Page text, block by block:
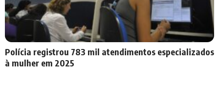
Polícia registrou 783 mil atendimentos especializados
à mulher em 2025